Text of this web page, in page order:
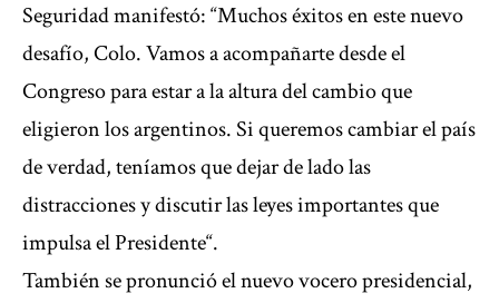
Seguridad manifestó: “Muchos éxitos en este nuevo
desafío, Colo. Vamos a acompañarte desde el
Congreso para estar a la altura del cambio que
eligieron los argentinos. Si queremos cambiar el país
de verdad, teníamos que dejar de lado las
distracciones y discutir las leyes importantes que
impulsa el Presidente“.
También se pronunció el nuevo vocero presidencial,